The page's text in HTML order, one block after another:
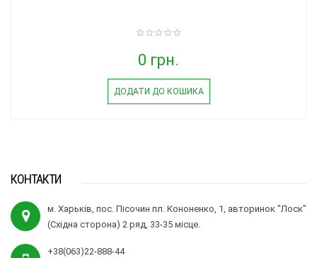
0 грн.
ДОДАТИ ДО КОШИКА
КОНТАКТИ
м. Харьків, пос. Пісочин пл. Кононенко, 1, авторинок "Лоск"
(Східна сторона) 2 ряд, 33-35 місце.
+38(063)22-888-44